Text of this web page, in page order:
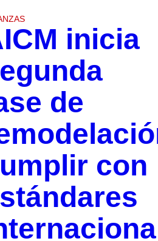
inicia
de
con